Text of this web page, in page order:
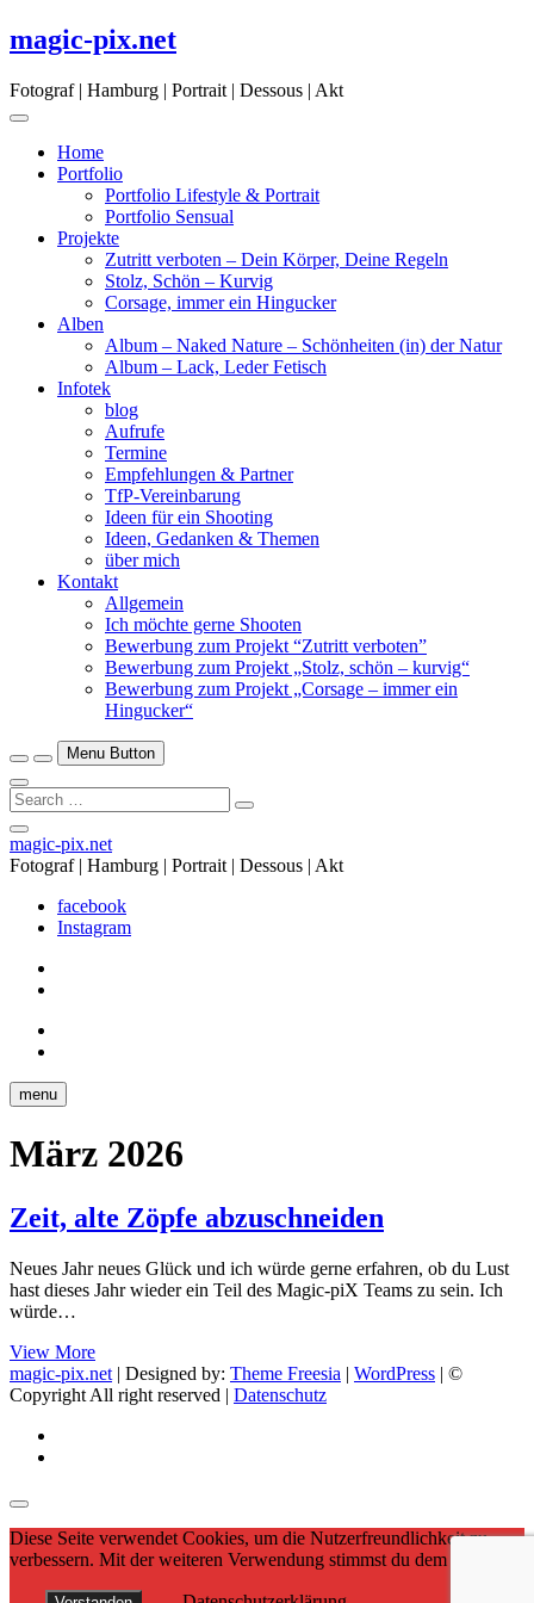
Skip
to
magic-pix.net
Fotograf | Hamburg | Portrait | Dessous | Akt
Home
Portfolio
Portfolio Lifestyle & Portrait
Portfolio Sensual
Projekte
Zutritt verboten – Dein Körper, Deine Regeln
Stolz, Schön – Kurvig
Corsage, immer ein Hingucker
Alben
Album – Naked Nature – Schönheiten (in) der Natur
Album – Lack, Leder Fetisch
Infotek
blog
Aufrufe
Termine
Empfehlungen & Partner
TfP-Vereinbarung
Ideen für ein Shooting
Ideen, Gedanken & Themen
über mich
Kontakt
Allgemein
Ich möchte gerne Shooten
Bewerbung zum Projekt “Zutritt verboten”
Bewerbung zum Projekt „Stolz, schön – kurvig“
Bewerbung zum Projekt „Corsage – immer ein
Hingucker“
Menu Button
Search
…
Close
Side
Menu
magic-pix.net
Fotograf | Hamburg | Portrait | Dessous | Akt
facebook
Instagram
menu
März 2026
Zeit, alte Zöpfe abzuschneiden
Neues Jahr neues Glück und ich würde gerne erfahren, ob du Lust
hast dieses Jahr wieder ein Teil des Magic-piX Teams zu sein. Ich
würde…
View MoreZeit,
alte
Zöpfe
magic-pix.net | Designed by: Theme Freesia | WordPress | ©
Copyright All right reserved | Datenschutz
Diese Seite verwendet Cookies, um die Nutzerfreundlichkeit zu
verbessern. Mit der weiteren Verwendung stimmst du dem zu.